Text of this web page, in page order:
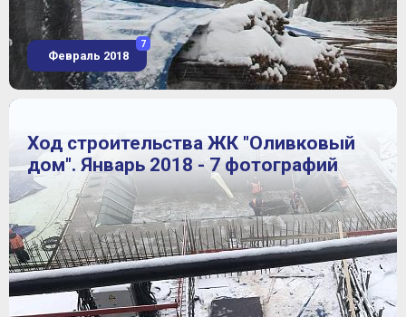
Февраль 2018
7
Ход строительства ЖК "Оливковый
дом". Январь 2018 - 7 фотографий